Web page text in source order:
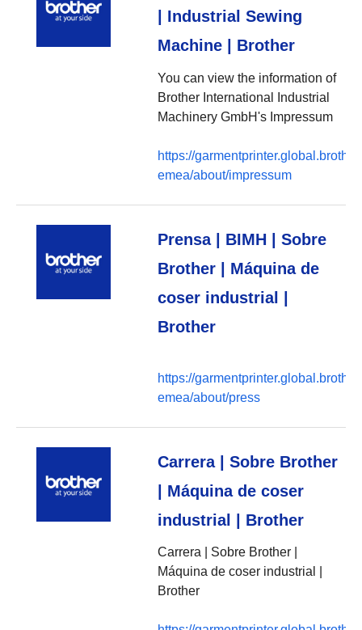
| Industrial Sewing
Machine | Brother
You can view the information of
Brother International Industrial
Machinery GmbH's Impressum
https://
emea/about/impressum
Prensa | BIMH | Sobre
Brother | Máquina de
coser industrial |
Brother
https://
emea/about/press
Carrera | Sobre Brother
| Máquina de coser
industrial | Brother
Carrera | Sobre Brother |
Máquina de coser industrial |
Brother